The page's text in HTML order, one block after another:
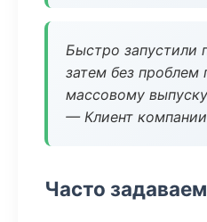
Быстро запустили
затем без проблем
массовому
— Клиент компании
Часто